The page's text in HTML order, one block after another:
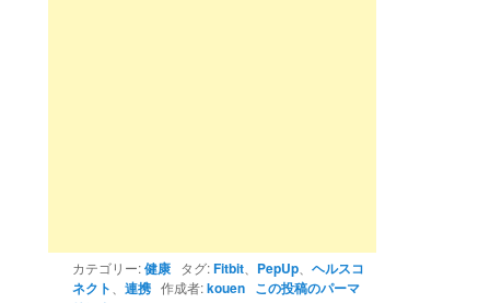
カテゴリー:健康 タグ:Fitbit、 PepUp、ヘルスコ
ネクト、連携 作成者:kouen この投稿のパーマ